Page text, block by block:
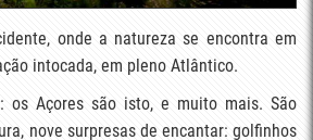
onde a natureza se encontra em
intocada, em pleno Atlântico.
os Açores são isto, e muito mais. São
nove surpresas de encantar: golfinhos